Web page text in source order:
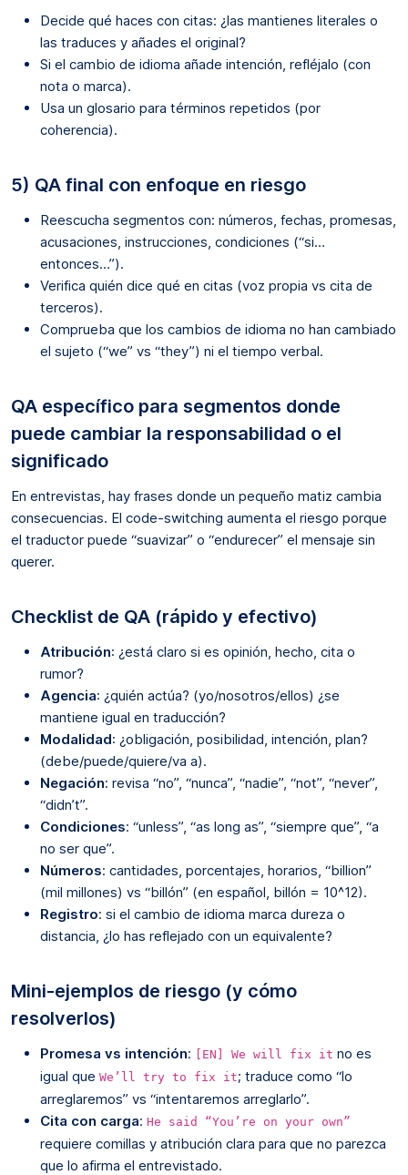
Decide qué haces con citas: ¿las mantienes literales o
las traduces y añades el original?
Si el cambio de idioma añade intención, refléjalo (con
nota o marca).
Usa un glosario para términos repetidos (por
coherencia).
5) QA final con enfoque en riesgo
Reescucha segmentos con: números, fechas, promesas,
acusaciones, instrucciones, condiciones (“si…
entonces…”).
Verifica quién dice qué en citas (voz propia vs cita de
terceros).
Comprueba que los cambios de idioma no han cambiado
el sujeto (“we” vs “they”) ni el tiempo verbal.
QA específico para segmentos donde
puede cambiar la responsabilidad o el
significado
En entrevistas, hay frases donde un pequeño matiz cambia
consecuencias. El code-switching aumenta el riesgo porque
el traductor puede “suavizar” o “endurecer” el mensaje sin
querer.
Checklist de QA (rápido y efectivo)
Atribución: ¿está claro si es opinión, hecho, cita o
rumor?
Agencia: ¿quién actúa? (yo/nosotros/ellos) ¿se
mantiene igual en traducción?
Modalidad: ¿obligación, posibilidad, intención, plan?
(debe/puede/quiere/va a).
Negación: revisa “no”, “nunca”, “nadie”, “not”, “never”,
“didn’t”.
Condiciones: “unless”, “as long as”, “siempre que”, “a
no ser que”.
Números: cantidades, porcentajes, horarios, “billion”
(mil millones) vs “billón” (en español, billón = 10^12).
Registro: si el cambio de idioma marca dureza o
distancia, ¿lo has reflejado con un equivalente?
Mini-ejemplos de riesgo (y cómo
resolverlos)
Promesa vs intención: [EN] We will fix it no es
igual que We’ll try to fix it; traduce como “lo
arreglaremos” vs “intentaremos arreglarlo”.
Cita con carga: He said “You’re on your own”
requiere comillas y atribución clara para que no parezca
que lo afirma el entrevistado.